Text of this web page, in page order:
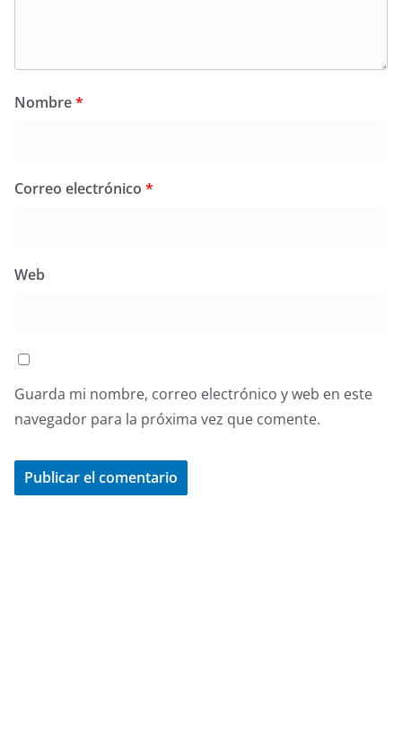
Nombre*
Correo electrónico *
Web
Guarda mi nombre, correo electrónico y web en este
navegador para la próxima vez que comente.